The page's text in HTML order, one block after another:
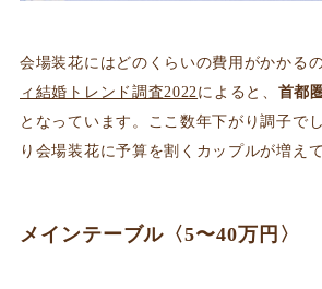
会場装花にはどのくらいの費用がかかる
ィ結婚トレンド調査2022 によると、 首都
となっています。ここ数年下がり調子で
り会場装花に予算を割くカップルが増え
メインテーブル〈5〜40万円〉